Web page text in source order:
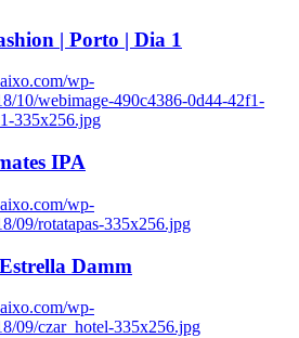
| Porto | Dia 1
wp-
10/webimage-490c4386-0d44-42f1-
335x256.jpg
IPA
wp-
09/rotatapas-335x256.jpg
Damm
wp-
09/czar_hotel-335x256.jpg